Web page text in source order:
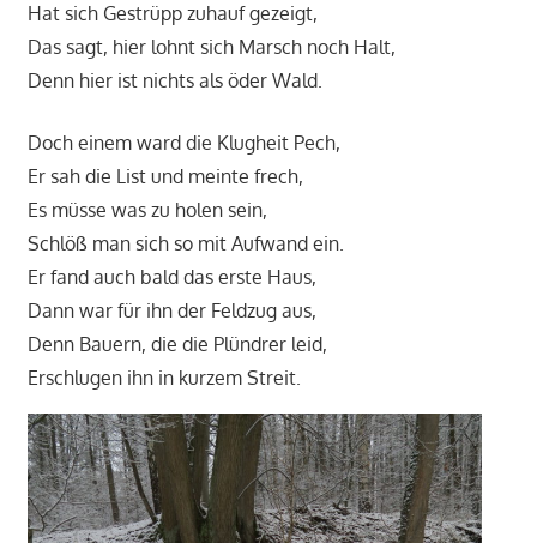
Hat sich Gestrüpp zuhauf gezeigt,
Das sagt, hier lohnt sich Marsch noch Halt,
Denn hier ist nichts als öder Wald.
Doch einem ward die Klugheit Pech,
Er sah die List und meinte frech,
Es müsse was zu holen sein,
Schlöß man sich so mit Aufwand ein.
Er fand auch bald das erste Haus,
Dann war für ihn der Feldzug aus,
Denn Bauern, die die Plündrer leid,
Erschlugen ihn in kurzem Streit.